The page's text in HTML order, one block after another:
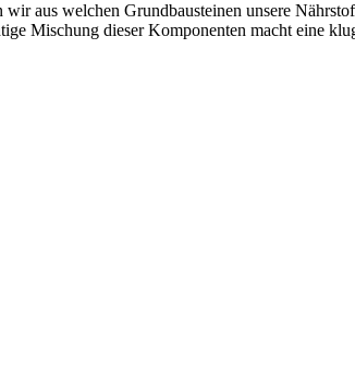
aus welchen Grundbausteinen unsere
Mischung dieser Komponenten macht eine